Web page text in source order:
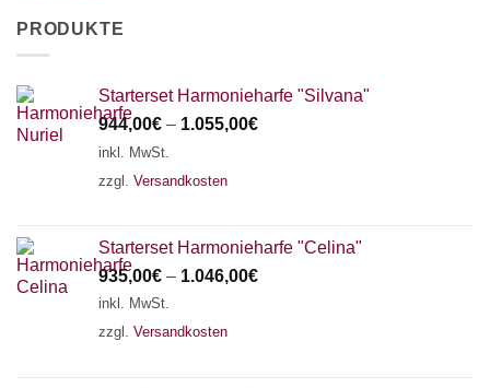
PRODUKTE
Starterset Harmonieharfe "Silvana"
944,00€ – 1.055,00€
inkl. MwSt.
zzgl. Versandkosten
Starterset Harmonieharfe "Celina"
935,00€ – 1.046,00€
inkl. MwSt.
zzgl. Versandkosten